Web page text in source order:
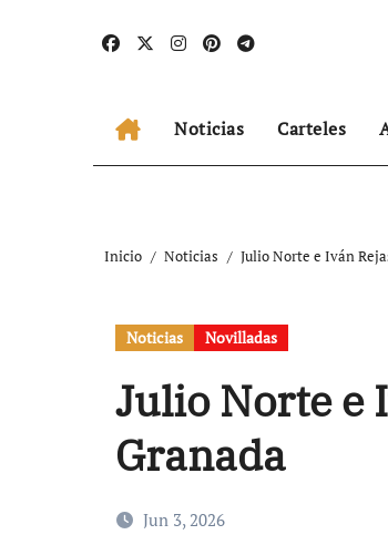
Noticias Carteles
Inicio Noticias Julio Norte e Iván
Noticias Novilladas
Julio Norte e
Granada
Jun 3, 2026